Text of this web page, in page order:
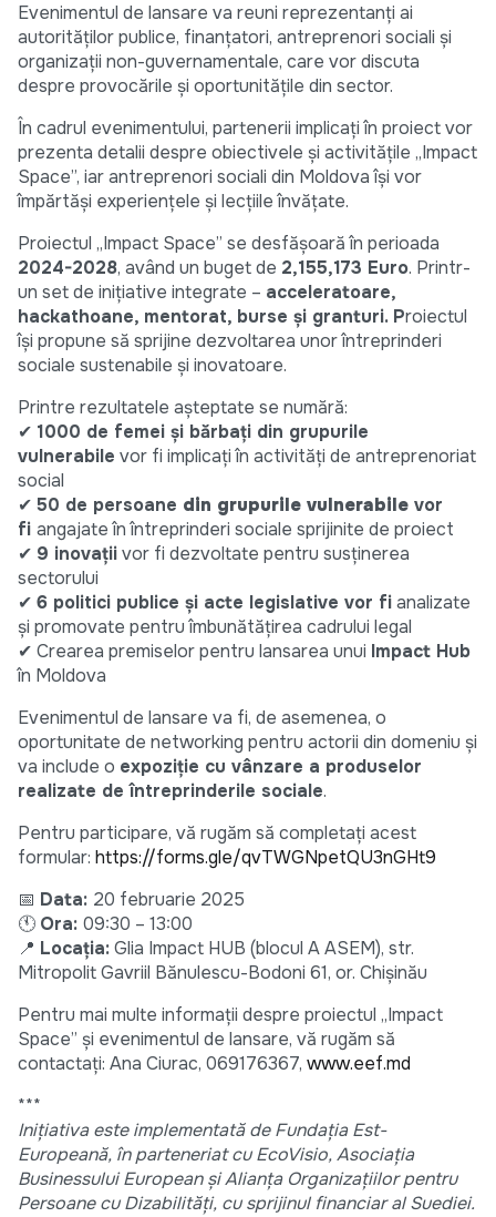
Evenimentul de lansare va reuni reprezentanți ai
autorităților publice, finanțatori, antreprenori sociali și
organizații non-guvernamentale, care vor discuta
despre provocările și oportunitățile din sector.
În cadrul evenimentului, partenerii implicați în proiect vor
prezenta detalii despre obiectivele și activitățile „Impact
Space”, iar antreprenori sociali din Moldova își vor
împărtăși experiențele și lecțiile învățate.
Proiectul „Impact Space” se desfășoară în perioada
2024-2028, având un buget de 2,155,173 Euro. Printr-
un set de inițiative integrate – acceleratoare,
hackathoane, mentorat, burse și granturi. Proiectul
își propune să sprijine dezvoltarea unor întreprinderi
sociale sustenabile și inovatoare.
Printre rezultatele așteptate se numără:
✔ 1000 de femei și bărbați din grupurile
vulnerabile vor fi implicați în activități de antreprenoriat
social
✔ 50 de persoane din grupurile vulnerabile vor
fi angajate în întreprinderi sociale sprijinite de proiect
✔ 9 inovațiivor fi dezvoltate pentru susținerea
sectorului
✔ 6 politici publice și acte legislative vor fianalizate
și promovate pentru îmbunătățirea cadrului legal
✔ Crearea premiselor pentru lansarea unui Impact Hub
în Moldova
Evenimentul de lansare va fi, de asemenea, o
oportunitate de networking pentru actorii din domeniu și
va include o expoziție cu vânzare a produselor
realizate de întreprinderile sociale.
Pentru participare, vă rugăm să completați acest
formular: https://forms.gle/qvTWGNpetQU3nGHt9
📅 Data: 20 februarie 2025
🕚 Ora: 09:30 – 13:00
📍 Locația:Glia Impact HUB (blocul A ASEM), str.
Mitropolit Gavriil Bănulescu-Bodoni 61, or. Chișinău
Pentru mai multe informații despre proiectul „Impact
Space” și evenimentul de lansare, vă rugăm să
contactați: Ana Ciurac, 069176367, www.eef.md
***
Inițiativa este implementată de Fundația Est-
Europeană, în parteneriat cu EcoVisio, Asociația
Businessului European și Alianța Organizațiilor pentru
Persoane cu Dizabilități, cu sprijinul financiar al Suediei.